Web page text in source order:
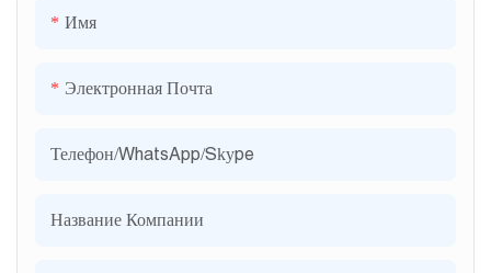
Имя
Электронная Почта
Телефон/WhatsApp/Skype
Название Компании